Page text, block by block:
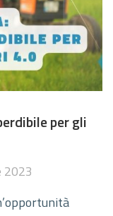
per gli
2023